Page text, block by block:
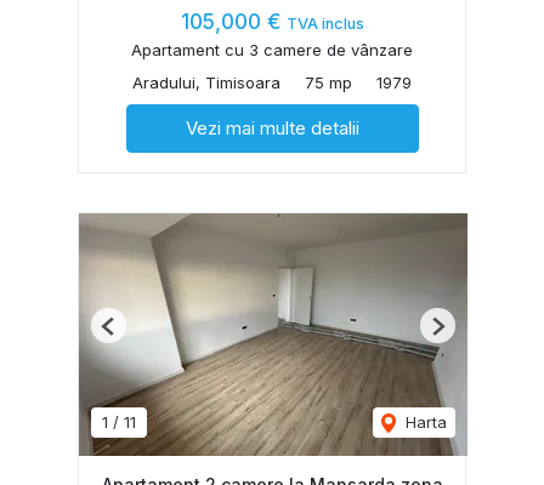
105,000 € TVA inclus
Apartament cu 3 camere de vânzare
Aradului, Timisoara
75 mp 1979
Vezi mai multe detalii
1 / 11 Harta
Previous Next